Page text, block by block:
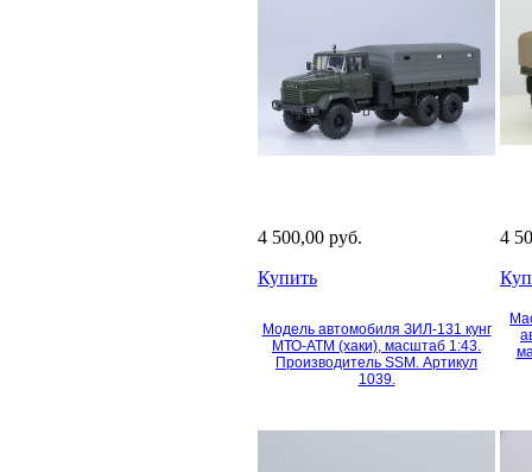
4 500,00 руб.
Купить
4
Модель автомобиля ЗИЛ-131 кунг
МТО-АТМ (хаки), масштаб 1:43.
Производитель SSM. Артикул
1039.